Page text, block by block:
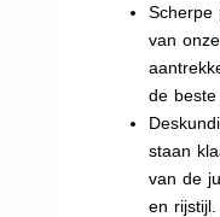
Scherpe
van
de beste
staan
van de
en rijstijl.